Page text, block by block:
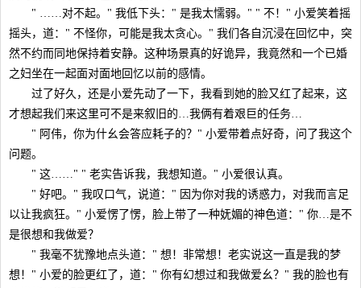
" ……对不起。" 我低下头：" 是我太懦弱。" " 不！" 小爱笑着摇
摇头，道：" 不怪你，可能是我太贪心。" 我们各自沉浸在回忆中，突
然不约而同地保持着安静。这种场景真的好诡异，我竟然和一个已婚
之妇坐在一起面对面地回忆以前的感情。
过了好久，还是小爱先动了一下，我看到她的脸又红了起来，这
才想起我们来这里可不是来叙旧的…我俩有着艰巨的任务…
" 阿伟，你为什幺会答应耗子的？" 小爱带着点好奇，问了我这个
问题。
" 这……" " 老实告诉我，我想知道。" 小爱很认真。
" 好吧。" 我叹口气，说道：" 因为你对我的诱惑力，对我而言足
以让我疯狂。" 小爱愣了愣，脸上带了一种妩媚的神色道：" 你…是不
是很想和我做爱？
" 我毫不犹豫地点头道：" 想！非常想！老实说这一直是我的梦
想！" 小爱的脸更红了，道：" 你有幻想过和我做爱幺？" 我的脸也有